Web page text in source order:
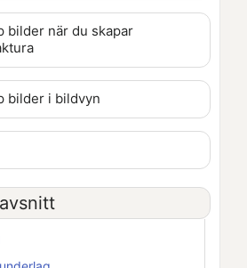
bilder när du skapar
bilder i bildvyn